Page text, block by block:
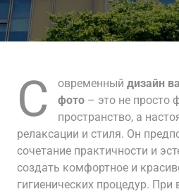
С овременный дизайн
фото – это не просто
пространство, а
релаксации и стиля. Он
сочетание практичности и
создать комфортное и
гигиенических процедур.